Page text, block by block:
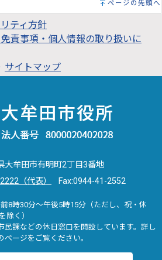
ページの先頭へ
ティ方針
責事項・個人情報の取り扱いに
サイトマップ
大牟田市有明町2丁目3番地
（代表） Fax:0944-41-2552
8時30分～午後5時15分（ただし、祝・休
除く）
課などの休日窓口を開設しています。詳し
ページをご覧ください。